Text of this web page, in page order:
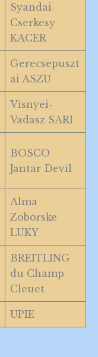
Syandai-
Cserkesy
KACER
Gerecsepuszt
ai ASZU
Visnyei-
Vadasz SARI
BOSCO
Jantar Devil
Alma
Zoborske
LUKY
BREITLING
du Champ
Cleuet
UPIE